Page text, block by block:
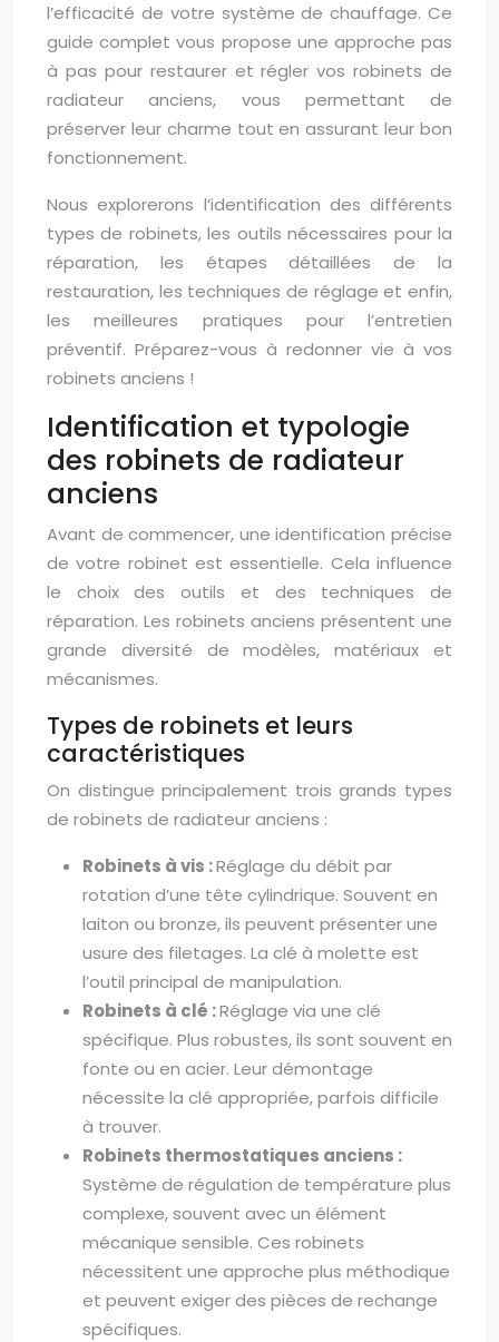
l’efficacité de votre système de chauffage. Ce
guide complet vous propose une approche pas
à pas pour restaurer et régler vos robinets de
radiateur anciens, vous permettant de
préserver leur charme tout en assurant leur bon
fonctionnement.
Nous explorerons l’identification des différents
types de robinets, les outils nécessaires pour la
réparation, les étapes détaillées de la
restauration, les techniques de réglage et enfin,
les meilleures pratiques pour l’entretien
préventif. Préparez-vous à redonner vie à vos
robinets anciens !
Identification et typologie
des robinets de radiateur
anciens
Avant de commencer, une identification précise
de votre robinet est essentielle. Cela influence
le choix des outils et des techniques de
réparation. Les robinets anciens présentent une
grande diversité de modèles, matériaux et
mécanismes.
Types de robinets et leurs
caractéristiques
On distingue principalement trois grands types
de robinets de radiateur anciens :
Robinets à vis :Réglage du débit par
rotation d’une tête cylindrique. Souvent en
laiton ou bronze, ils peuvent présenter une
usure des filetages. La clé à molette est
l’outil principal de manipulation.
Robinets à clé :Réglage via une clé
spécifique. Plus robustes, ils sont souvent en
fonte ou en acier. Leur démontage
nécessite la clé appropriée, parfois difficile
à trouver.
Robinets thermostatiques anciens :
Système de régulation de température plus
complexe, souvent avec un élément
mécanique sensible. Ces robinets
nécessitent une approche plus méthodique
et peuvent exiger des pièces de rechange
spécifiques.